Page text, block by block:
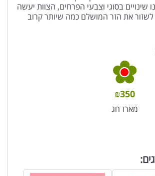
שינויים בסוגי וצבעי הפרחים, הצוות יעשה
את הזר המושלם כמה שיותר קרוב
₪350
מארז חג